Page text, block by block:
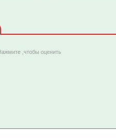
,чтобы оценить